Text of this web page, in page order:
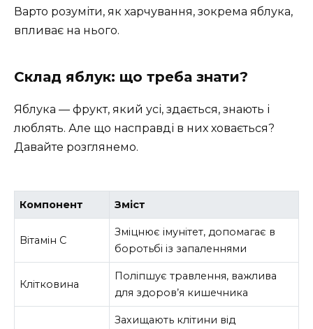
Варто розуміти, як харчування, зокрема яблука,
впливає на нього.
Склад яблук: що треба знати?
Яблука — фрукт, який усі, здається, знають і
люблять. Але що насправді в них ховається?
Давайте розглянемо.
Компонент Зміст
Вітамін C
Зміцнює імунітет, допомагає в
боротьбі із запаленнями
Клітковина
Поліпшує травлення, важлива
для здоров’я кишечника
Захищають клітини від